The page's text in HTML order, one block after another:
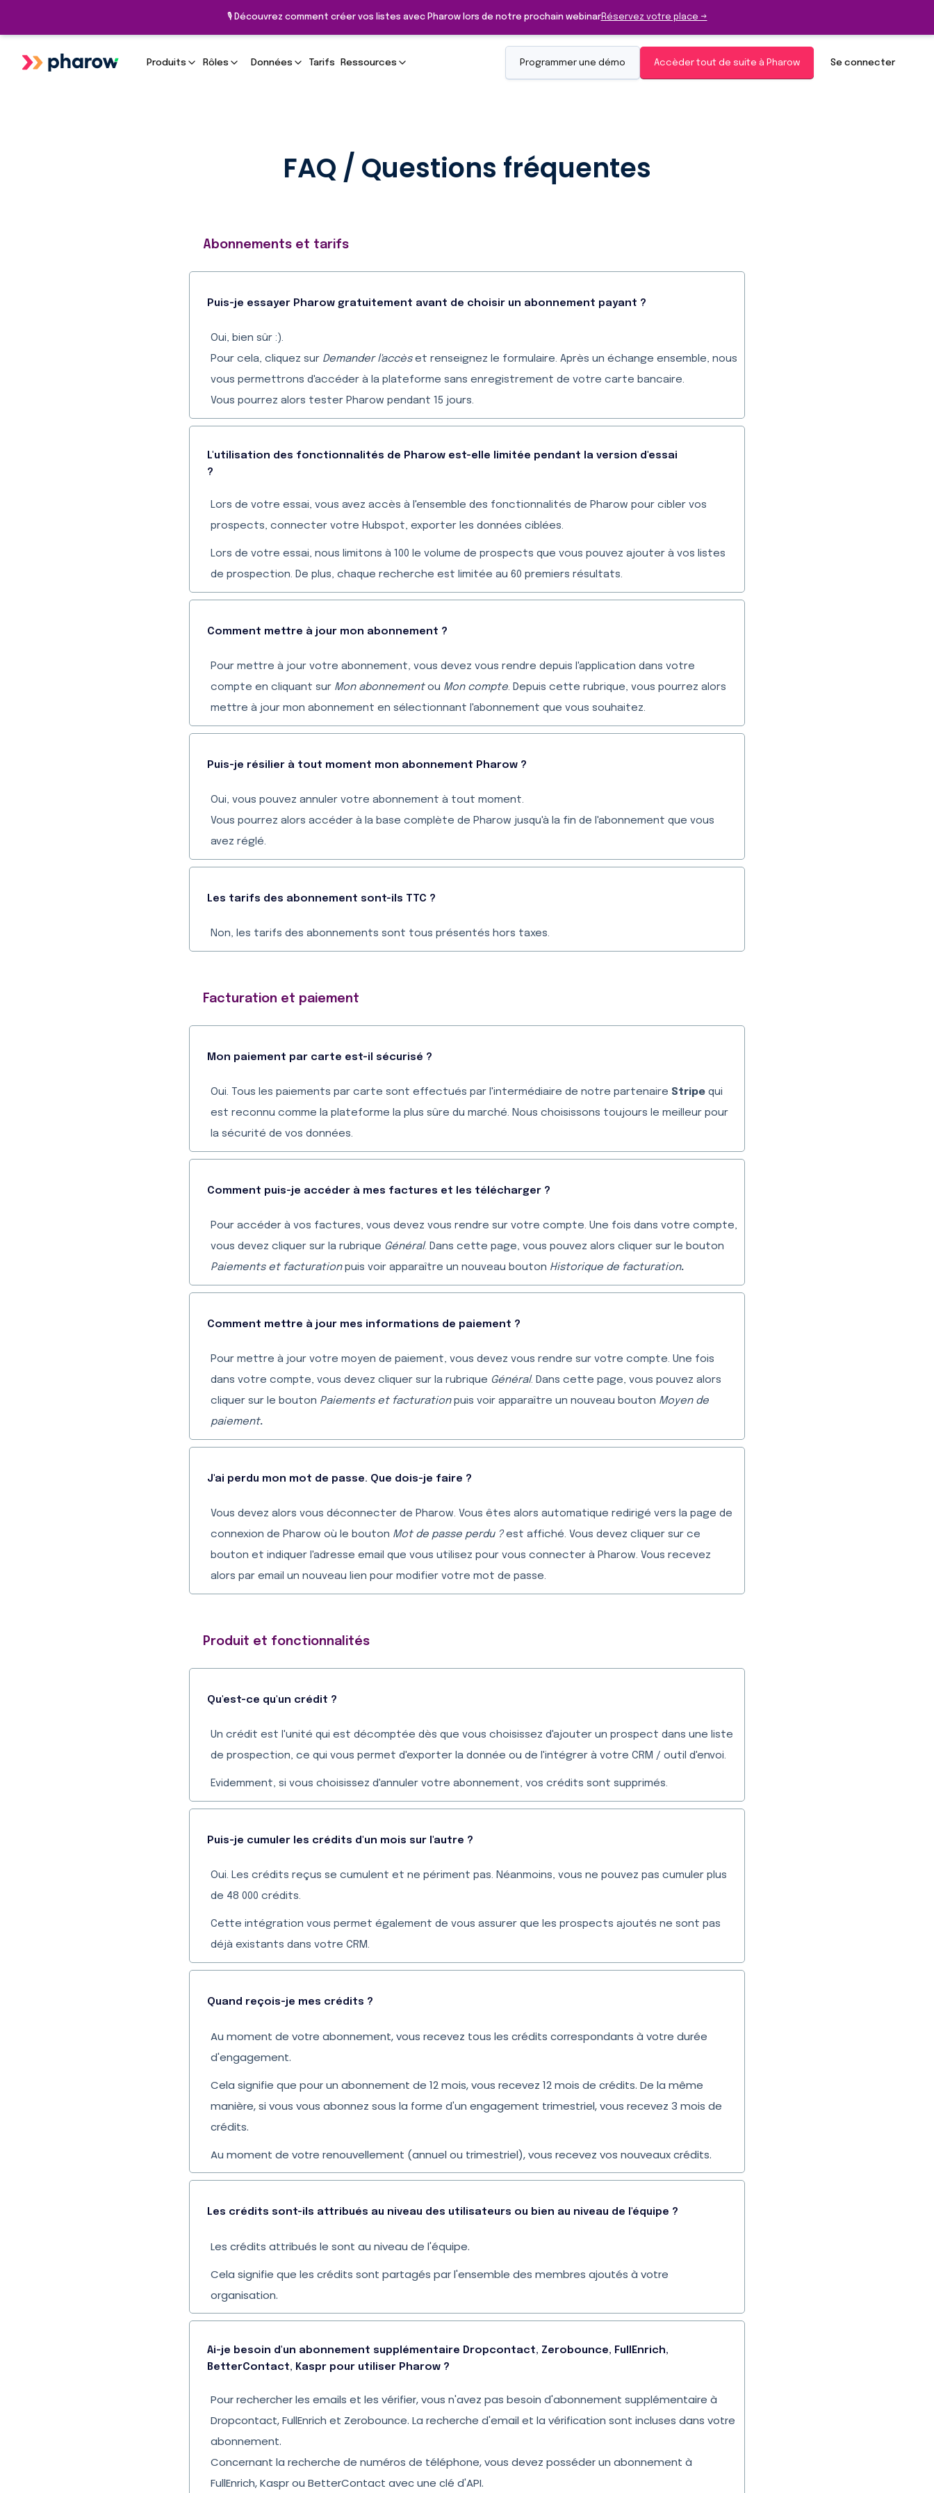
🎙️ Découvrez comment créer vos listes avec Pharow lors de notre prochain webinarRéservez votre place →
Produits Rôles Données Tarifs Ressources Programmer une démo Accèder tout de suite à Pharow Se connecter
FAQ / Questions fréquentes
Abonnements et tarifs
Puis-je essayer Pharow gratuitement avant de choisir un abonnement payant ?
Oui, bien sûr :).
Pour cela, cliquez sur Demander l'accèset renseignez le formulaire. Après un échange ensemble, nous
vous permettrons d'accéder à la plateforme sans enregistrement de votre carte bancaire.
Vous pourrez alors tester Pharow pendant 15 jours.
L'utilisation des fonctionnalités de Pharow est-elle limitée pendant la version d'essai
?
Lors de votre essai, vous avez accès à l'ensemble des fonctionnalités de Pharow pour cibler vos
prospects, connecter votre Hubspot, exporter les données ciblées.
Lors de votre essai, nous limitons à 100 le volume de prospects que vous pouvez ajouter à vos listes
de prospection. De plus, chaque recherche est limitée au 60 premiers résultats.
Comment mettre à jour mon abonnement ?
Pour mettre à jour votre abonnement, vous devez vous rendre depuis l'application dans votre
compte en cliquant sur Mon abonnementou Mon compte. Depuis cette rubrique, vous pourrez alors
mettre à jour mon abonnement en sélectionnant l'abonnement que vous souhaitez.
Puis-je résilier à tout moment mon abonnement Pharow ?
Oui, vous pouvez annuler votre abonnement à tout moment.
Vous pourrez alors accéder à la base complète de Pharow jusqu'à la fin de l'abonnement que vous
avez réglé.
Les tarifs des abonnement sont-ils TTC ?
Non, les tarifs des abonnements sont tous présentés hors taxes.
Facturation et paiement
Mon paiement par carte est-il sécurisé ?
Oui. Tous les paiements par carte sont effectués par l'intermédiaire de notre partenaire Stripe qui
est reconnu comme la plateforme la plus sûre du marché. Nous choisissons toujours le meilleur pour
la sécurité de vos données.
Comment puis-je accéder à mes factures et les télécharger ?
Pour accéder à vos factures, vous devez vous rendre sur votre compte. Une fois dans votre compte,
vous devez cliquer sur la rubrique Général. Dans cette page, vous pouvez alors cliquer sur le bouton
Paiements et facturation puis voir apparaître un nouveau bouton Historique de facturation.
Comment mettre à jour mes informations de paiement ?
Pour mettre à jour votre moyen de paiement, vous devez vous rendre sur votre compte. Une fois
dans votre compte, vous devez cliquer sur la rubrique Général. Dans cette page, vous pouvez alors
cliquer sur le bouton Paiements et facturation puis voir apparaître un nouveau bouton Moyen de
paiement.
J'ai perdu mon mot de passe. Que dois-je faire ?
Vous devez alors vous déconnecter de Pharow. Vous êtes alors automatique redirigé vers la page de
connexion de Pharow où le bouton Mot de passe perdu ?est affiché. Vous devez cliquer sur ce
bouton et indiquer l'adresse email que vous utilisez pour vous connecter à Pharow. Vous recevez
alors par email un nouveau lien pour modifier votre mot de passe.
Produit et fonctionnalités
Qu'est-ce qu'un crédit ?
Un crédit est l'unité qui est décomptée dès que vous choisissez d'ajouter un prospect dans une liste
de prospection, ce qui vous permet d'exporter la donnée ou de l'intégrer à votre CRM / outil d'envoi.
Evidemment, si vous choisissez d'annuler votre abonnement, vos crédits sont supprimés.
Puis-je cumuler les crédits d'un mois sur l'autre ?
Oui. Les crédits reçus se cumulent et ne périment pas. Néanmoins, vous ne pouvez pas cumuler plus
de 48 000 crédits.
Cette intégration vous permet également de vous assurer que les prospects ajoutés ne sont pas
déjà existants dans votre CRM.
Quand reçois-je mes crédits ?
Au moment de votre abonnement, vous recevez tous les crédits correspondants à votre durée
d'engagement.
Cela signifie que pour un abonnement de 12 mois, vous recevez 12 mois de crédits. De la même
manière, si vous vous abonnez sous la forme d'un engagement trimestriel, vous recevez 3 mois de
crédits.
Au moment de votre renouvellement (annuel ou trimestriel), vous recevez vos nouveaux crédits.
Les crédits sont-ils attribués au niveau des utilisateurs ou bien au niveau de l'équipe ?
Les crédits attribués le sont au niveau de l'équipe.
Cela signifie que les crédits sont partagés par l'ensemble des membres ajoutés à votre
organisation.
Ai-je besoin d'un abonnement supplémentaire Dropcontact, Zerobounce, FullEnrich,
BetterContact, Kaspr pour utiliser Pharow ?
Pour rechercher les emails et les vérifier, vous n'avez pas besoin d'abonnement supplémentaire à
Dropcontact, FullEnrich et Zerobounce. La recherche d'email et la vérification sont incluses dans votre
abonnement.
Concernant la recherche de numéros de téléphone, vous devez posséder un abonnement à
FullEnrich, Kaspr ou BetterContact avec une clé d'API.